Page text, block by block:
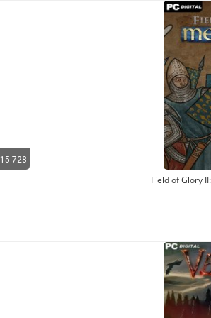
15 728
Field of Glory